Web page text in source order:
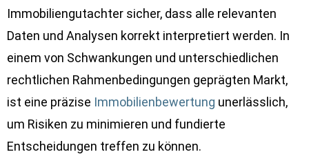
Immobiliengutachter sicher, dass alle relevanten
Daten und Analysen korrekt interpretiert werden. In
einem von Schwankungen und unterschiedlichen
rechtlichen Rahmenbedingungen geprägten Markt,
ist eine präzise Immobilienbewertung unerlässlich,
um Risiken zu minimieren und fundierte
Entscheidungen treffen zu können.